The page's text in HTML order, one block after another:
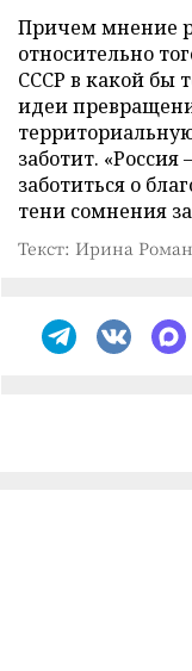
Причем мнение
относительно
СССР в какой бы
идеи
заботит.
заботиться о
тени сомнения
Текст: Ирина